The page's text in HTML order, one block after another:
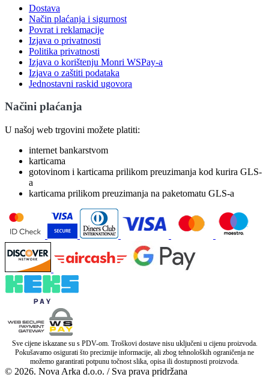
Dostava
Način plaćanja i sigurnost
Povrat i reklamacije
Izjava o privatnosti
Politika privatnosti
Izjava o korištenju Monri WSPay-a
Izjava o zaštiti podataka
Jednostavni raskid ugovora
Načini plaćanja
U našoj web trgovini možete platiti:
internet bankarstvom
karticama
gotovinom i karticama prilikom preuzimanja kod kurira GLS-
a
karticama prilikom preuzimanja na paketomatu GLS-a
Sve cijene iskazane su s PDV-om. Troškovi dostave nisu uključeni u cijenu proizvoda.
Pokušavamo osigurati što preciznije informacije, ali zbog tehnoloških ograničenja ne
možemo garantirati potpunu točnost slika, opisa ili dostupnosti proizvoda.
© 2026. Nova Arka d.o.o. / Sva prava pridržana